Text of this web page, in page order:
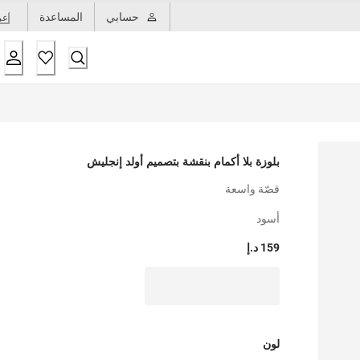
حسابي المساعدة
بلوزة بلا أكمام بنقشة بتصميم أولد إنجليش
قصّة واسعة
أسود
159 د.إ
لون